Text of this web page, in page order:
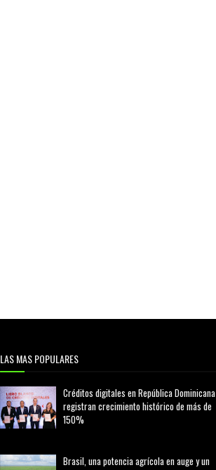
LAS MAS POPULARES
Créditos digitales en República Dominicana
registran crecimiento histórico de más de
150%
Brasil, una potencia agrícola en auge y un